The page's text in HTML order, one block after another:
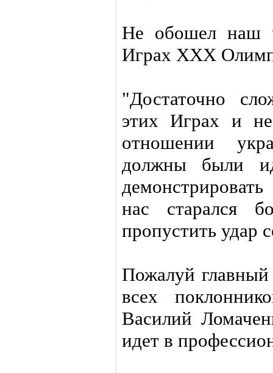
Не обошел наш
Играх XXX
"Достаточно
этих Играх и
отношении
должны были
нас старался
пропустить удар
Пожалуй
всех
Василий
идет в